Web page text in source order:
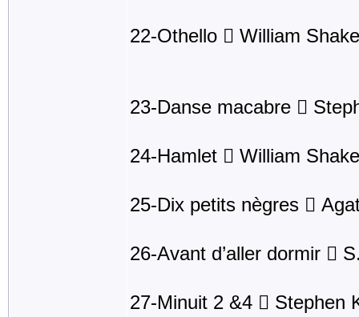
22-Othello  William
23-Danse macabre 
24-Hamlet  William
25-Dix petits nègres 
26-Avant d’aller dormir 
27-Minuit 2 &4  Stephen